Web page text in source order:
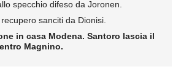
specchio difeso da Joronen.
recupero sanciti da Dionisi.
in casa Modena. Santoro lascia il
Magnino.